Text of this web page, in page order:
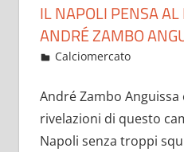
IL NAPOLI PENSA AL
ANDRÉ ZAMBO
Settembre 26, 2021
admin
Calciomercato
André Zambo
rivelazioni di questo
Napoli senza troppi